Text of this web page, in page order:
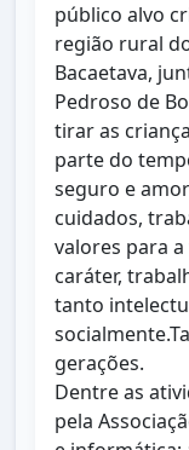
público alvo
região rural
Bacaetava,
Pedroso de
tirar as
parte do
seguro e
cuidados,
valores para
caráter,
tanto
gerações.
Dentre as
pela